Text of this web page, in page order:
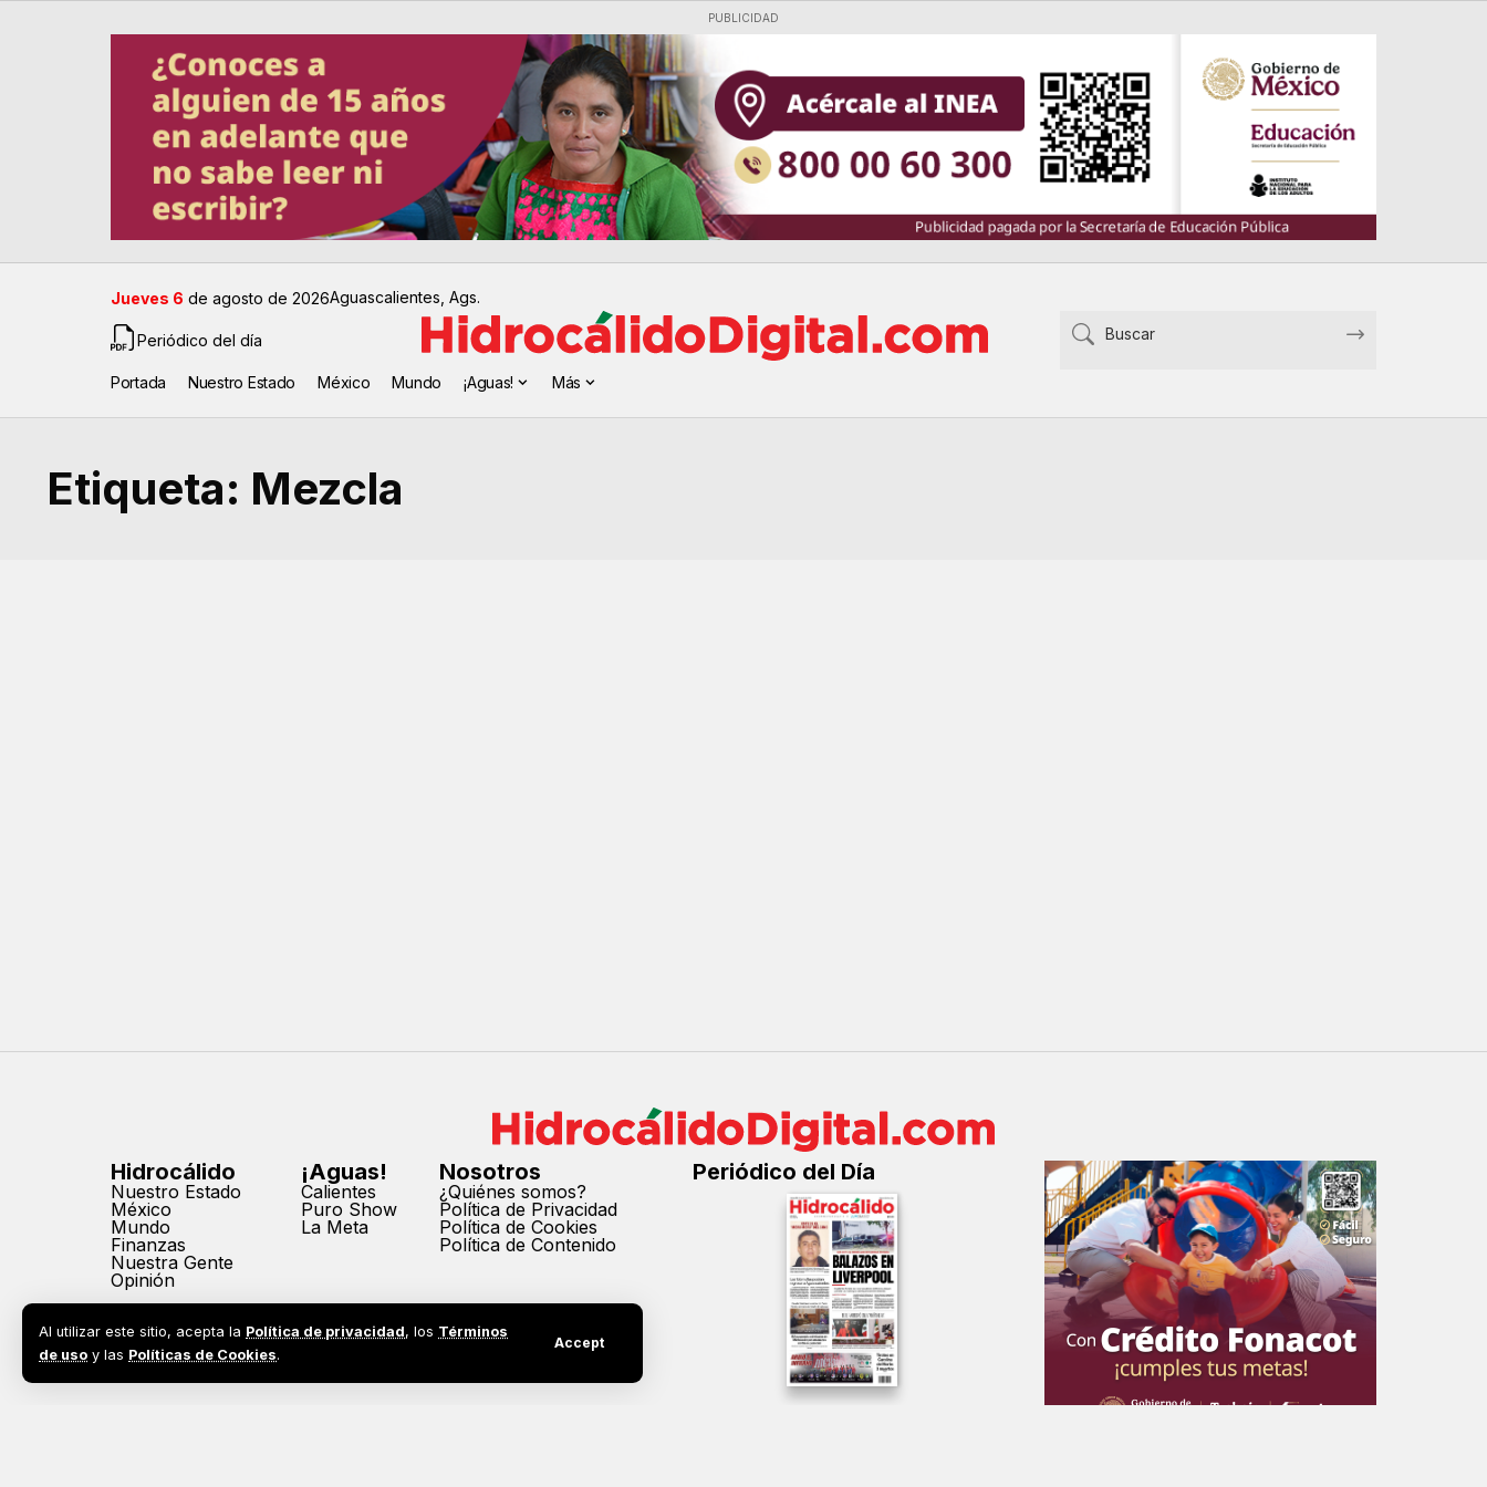
Al utilizar este sitio, acepta la Política de privacidad, los Términos
de uso y las Políticas de Cookies.
Accept
PUBLICIDAD
Jueves 6 de agosto de 2026Aguascalientes, Ags.
Periódico del día
Portada Nuestro Estado México Mundo ¡Aguas! Más
Etiqueta: Mezcla
Hidrocálido
Nuestro Estado
México
Mundo
Finanzas
Nuestra Gente
Opinión
¡Aguas!
Calientes
Puro Show
La Meta
Nosotros
¿Quiénes somos?
Política de Privacidad
Política de Cookies
Política de Contenido
Periódico del Día